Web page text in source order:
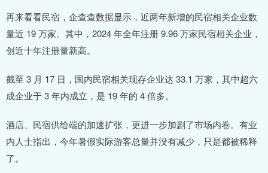
再来看看民宿，企查查数据显示，近两年新增的民宿相关企业数
量近 19 万家。其中，2024 年全年注册 9.96 万家民宿相关企业，
创近十年注册量新高。
截至 3 月 17 日，国内民宿相关现存企业达 33.1 万家，其中超六
成企业于 3 年内成立，是 19 年的 4 倍多。
酒店、民宿供给端的加速扩张，更进一步加剧了市场内卷。有业
内人士指出，今年暑假实际游客总量并没有减少，只是都被稀释
了。